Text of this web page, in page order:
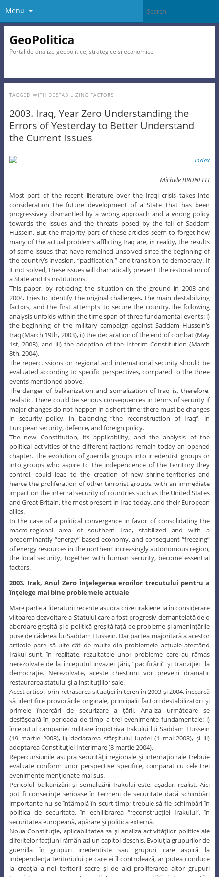
Menu
GeoPolitica
Portal de analize geopolitice, strategice si economice
TAGGED WITH DESTABILIZING FACTORS
2003. Iraq, Year Zero Understanding the
Errors of Yesterday to Better Understand
the Current Issues
Michele BRUNELLI
Most part of the recent literature over the Iraqi crisis takes into
consideration the future development of a State that has been
progressively dismantled by a wrong approach and a wrong policy
towards the issues and the threats posed by the fall of Saddam
Hussein. But the majority part of these articles seem to forget how
many of the actual problems afflicting Iraq are, in reality, the results
of some issues that have remained unsolved since the beginning of
the country’s invasion, “pacification,” and transition to democracy. If
it not solved, these issues will dramatically prevent the restoration of
a State and its institutions.
This paper, by retracing the situation on the ground in 2003 and
2004, tries to identify the original challenges, the main destabilizing
factors, and the first attempts to secure the country.The following
analysis unfolds within the time span of three fundamental events: i)
the beginning of the military campaign against Saddam Hussein’s
Iraq (March 19th, 2003), ii) the declaration of the end of combat (May
1st, 2003), and iii) the adoption of the Interim Constitution (March
8th, 2004).
The repercussions on regional and international security should be
evaluated according to specific perspectives, compared to the three
events mentioned above.
The danger of balkanization and somalization of Iraq is, therefore,
realistic. There could be serious consequences in terms of security if
major changes do not happen in a short time; there must be changes
in security policy, in balancing “the reconstruction of Iraq”, in
European security, defence, and foreign policy.
The new Constitution, its applicability, and the analysis of the
political activities of the different factions remain today an opened
chapter. The evolution of guerrilla groups into irredentist groups or
into groups who aspire to the independence of the territory they
control, could lead to the creation of new shrine-territories and
hence the proliferation of other terrorist groups, with an immediate
impact on the internal security of countries such as the United States
and Great Britain, the most present in Iraq today, and their European
allies.
In the case of a political convergence in favor of consolidating the
macro-regional area of southern Iraq, stabilized and with a
predominantly “energy” based economy, and consequent “freezing”
of energy resources in the northern increasingly autonomous region,
the local security, together with human security, become essential
factors.
2003. Irak, Anul Zero Înţelegerea erorilor trecutului pentru a
înţelege mai bine problemele actuale
Mare parte a literaturii recente asuora crizei irakiene ia în considerare
viitoarea dezvoltare a Statului care a fost progresiv demantelată de o
abordare greşită şi o politică greşită faţă de probleme şi ameninţările
puse de căderea lui Saddam Hussein. Dar partea majoritară a acestor
articole pare să uite cât de multe din problemele actuale afectând
Irakul sunt, în realitate, rezultatele unor probleme care au rămas
nerezolvate de la începutul invaziei ţării, “pacificării” şi tranziţiei la
democraţie. Nerezolvate, aceste chestiuni vor preveni dramatic
restaurarea statului şi a instituţiilor sale.
Acest articol, prin retrasarea situaţiei în teren în 2003 şi 2004, încearcă
să identifice provocările originale, principalii factori destabilizatori şi
primele încercări de securizare a ţării. Analiza următoare se
desfăşoară în perioada de timp a trei evenimente fundamentale: i)
începutul campaniei militare împotriva Irakului lui Saddam Hussein
(19 martie 2003), ii) declararea sfârşitului luptei (1 mai 2003), şi iii)
adoptarea Constituţiei Interimare (8 martie 2004).
Repercursiunile asupra securităţii regionale şi internaţionale trebuie
evaluate conform unor perspective specifice, comparat cu cele trei
evenimente menţionate mai sus.
Pericolul balkanizării şi somalizării Irakului este, aşadar, realist. Aici
pot fi consecinţe serioase în termeni de securitate dacă schimbări
importante nu se întâmplă în scurt timp; trebuie să fie schimbări în
politica de securitate, în echilibrarea “reconstrucţiei Irakului”, în
securitatea europeană, apărare şi politica externă.
Noua Constituţie, aplicabilitatea sa şi analiza activităţilor politice ale
diferitelor facţiuni rămân azi un capitol deschis. Evoluţia grupurilor de
guerrilla în grupuri irredentiste sau grupuri care aspiră la
independenţa teritoriului pe care ei îl controlează, ar putea conduce
la creaţia a noi teritorii sacre şi de aici proliferarea altor grupuri